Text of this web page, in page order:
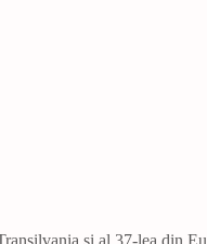
și al 37-lea din